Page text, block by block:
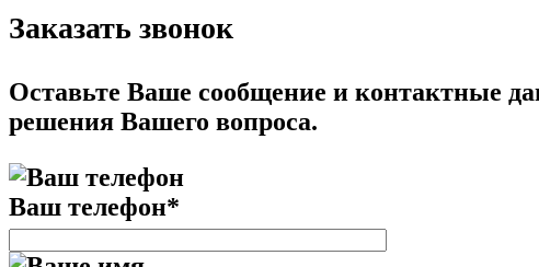
Заказать звонок
Оставьте Ваше сообщение и контактные
решения Вашего вопроса.
Ваш телефон*